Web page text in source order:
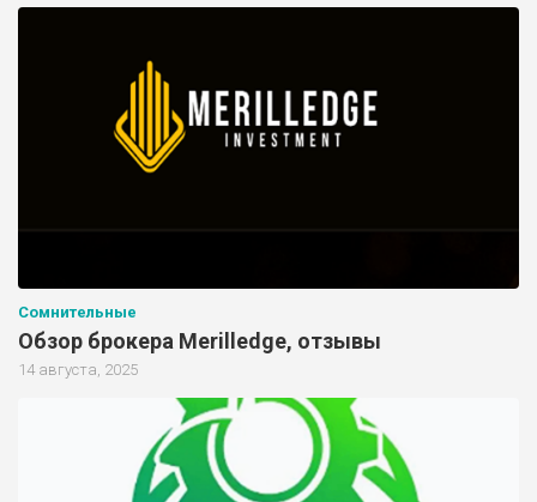
Сомнительные
Обзор брокера Merilledge, отзывы
14 августа, 2025